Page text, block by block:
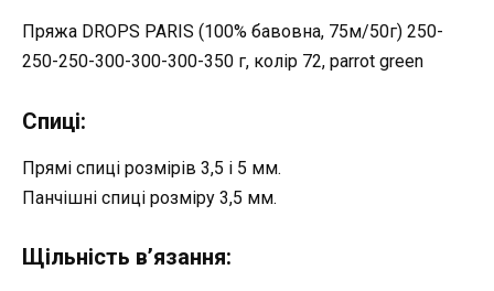
Пряжа DROPS PARIS (100% бавовна, 75м/50г) 250-
250-250-300-300-300-350 г, колір 72, parrot green
Спиці:
Прямі спиці розмірів 3,5 і 5 мм.
Панчішні спиці розміру 3,5 мм.
Щільність в’язання: